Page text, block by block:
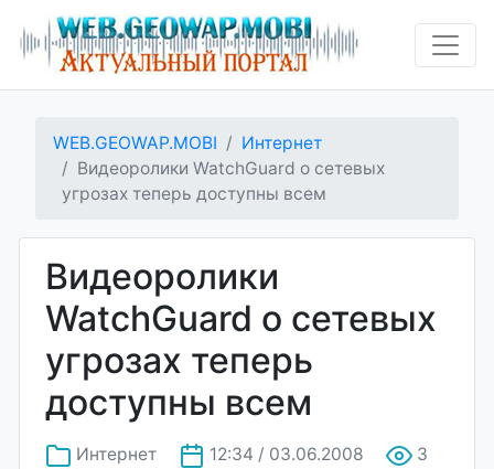
WEB.GEOWAP.MOBI
Интернет
Видеоролики WatchGuard о сетевых
угрозах теперь доступны всем
Видеоролики
WatchGuard о сетевых
угрозах теперь
доступны всем
Интернет 12:34 / 03.06.2008
3